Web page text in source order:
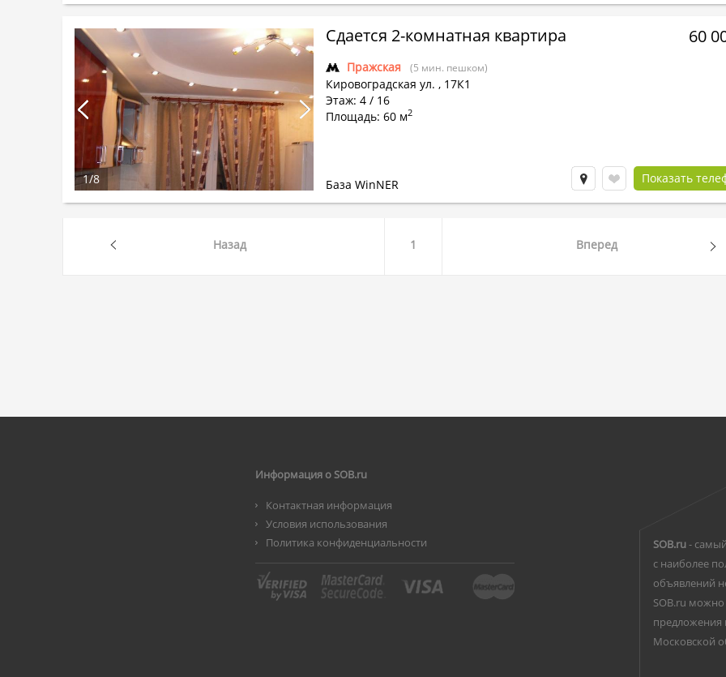
Сдается 2-комнатная квартира
Пражская (5 мин. пешком)
Кировоградская ул. , 17К1
Этаж: 4 / 16
Площадь: 60 м2
60
База WinNER Показать
1/8
Назад 1 Вперед
Информация о SOB.ru
Контактная информация
Условия использования
Политика конфиденциальности
SOB.ru-
с наиболее
объявлений
SOB.ru можно
Московской